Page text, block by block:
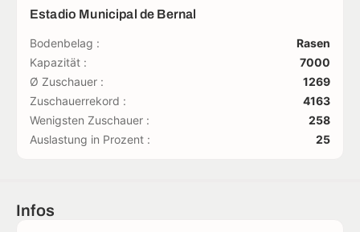
Estadio Municipal de Bernal
Bodenbelag :
Rasen
Kapazität :
7000
Ø Zuschauer :
1269
Zuschauerrekord :
4163
Wenigsten Zuschauer :
258
Auslastung in Prozent :
25
Infos